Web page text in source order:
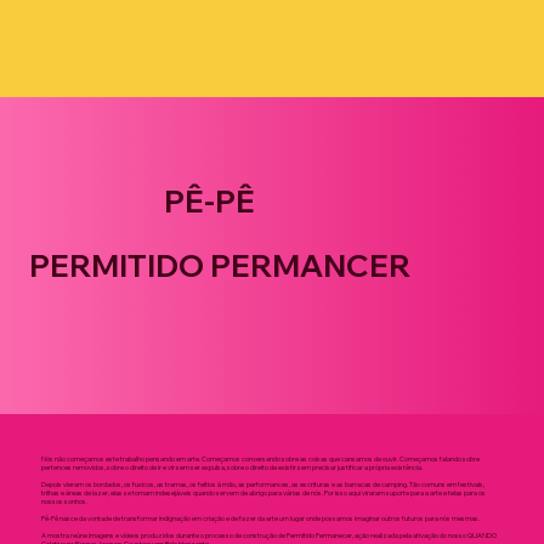
PÊ-PÊ
PERMITIDO PERMANCER
Nós não começamos este trabalho pensando em arte. Começamos conversando sobre as coisas que cansamos de ouvir. Começamos falando sobre
pertences removidos, sobre o direito de ir e vir sem ser expulsa, sobre o direito de existir sem precisar justificar a própria existência.
Depois vieram os bordados, os fuxicos, as tramas, os feitios à mão, as performances, as escrituras e as barracas de camping. Tão comuns em festivais,
trilhas e áreas de lazer, elas se tornam indesejáveis quando servem de abrigo para várias de nós. Por isso aqui viraram suporte para a arte e telas para os
nossos sonhos.
Pê-Pê nasce da vontade de transformar indignação em criação e de fazer da arte um lugar onde possamos imaginar outros futuros para nós mesmas.
A mostra reúne imagens e vídeos produzidos durante o processo de construção de Permitido Permanecer, ação realizada pela ativação do nosso QUANDO